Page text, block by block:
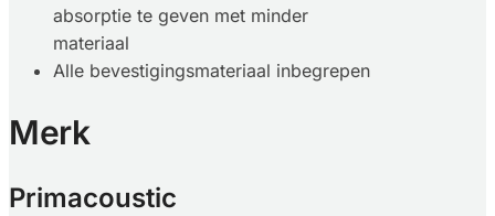
absorptie te geven met minder
materiaal
Alle bevestigingsmateriaal inbegrepen
Merk
Primacoustic